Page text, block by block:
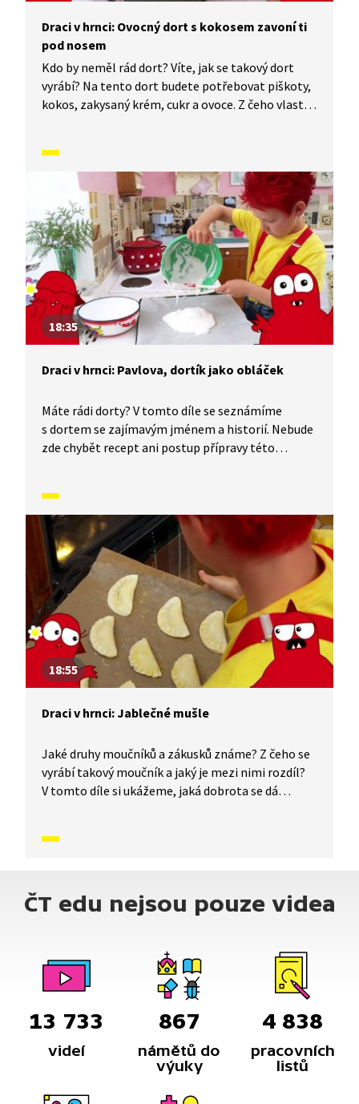
Draci v hrnci: Ovocný dort s kokosem zavoní ti
pod nosem
Kdo by neměl rád dort? Víte, jak se takový dort
vyrábí? Na tento dort budete potřebovat piškoty,
kokos, zakysaný krém, cukr a ovoce. Z čeho vlastně
z kokosu vyrobit? Znáte rozdíl mezi kokosovým
mlékem a jogurtem? Odpovědi na všechny tyto
a další otázky najdete v tomto díle.
18:35
Draci v hrnci: Pavlova, dortík jako obláček
Máte rádi dorty? V tomto díle se seznámíme
s dortem se zajímavým jménem a historií. Nebude
zde chybět recept ani postup přípravy této
cukr? Co pro nás vlastně cukr znamená? Je
prospěšný? A kde všude se cukr vyskytuje? Tak se
pojďte podívat, budete určitě překvapeni.
18:55
Draci v hrnci: Jablečné mušle
Jaké druhy moučníků a zákusků známe? Z čeho se
vyrábí takový moučník a jaký je mezi nimi rozdíl?
V tomto díle si ukážeme, jaká dobrota se dá
jedinečný a úplně jednoduchý recept.
ČT edu nejsou pouze videa
13 733
videí
867
námětů do
výuky
4 838
pracovních
listů